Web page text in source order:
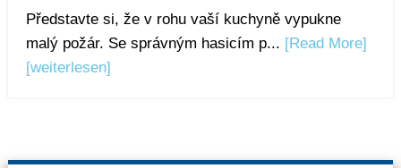
Představte si, že v rohu vaší kuchyně vypukne
malý požár. Se správným hasicím p... [Read More]
[weiterlesen]